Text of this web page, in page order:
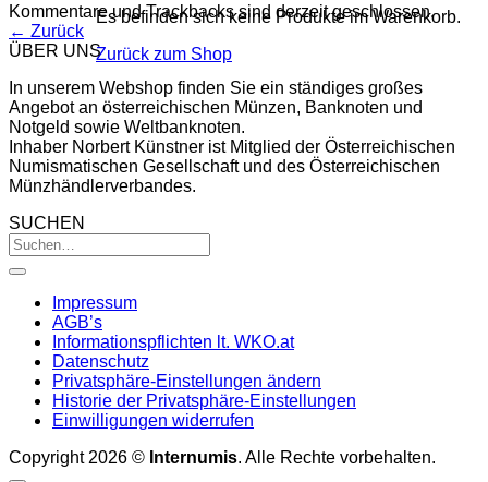
Es befinden sich keine Produkte im Warenkorb.
Zurück zum Shop
Kommentare und Trackbacks sind derzeit geschlossen.
← Zurück
ÜBER UNS
In unserem Webshop finden Sie ein ständiges großes
Angebot an österreichischen Münzen, Banknoten und
Notgeld sowie Weltbanknoten.
Inhaber Norbert Künstner ist Mitglied der Österreichischen
Numismatischen Gesellschaft und des Österreichischen
Münzhändlerverbandes.
SUCHEN
Impressum
AGB’s
Informationspflichten lt. WKO.at
Datenschutz
Privatsphäre-Einstellungen ändern
Historie der Privatsphäre-Einstellungen
Einwilligungen widerrufen
Copyright 2026 © Internumis. Alle Rechte vorbehalten.